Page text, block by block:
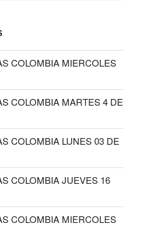
COLOMBIA MIERCOLES
COLOMBIA MARTES 4 DE
COLOMBIA LUNES 03 DE
COLOMBIA JUEVES 16
COLOMBIA MIERCOLES